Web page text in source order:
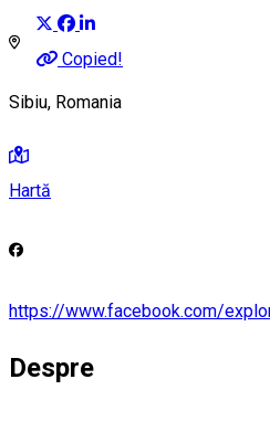
Copied!
Sibiu, Romania
Hartă
https://www.facebook.com/
Despre